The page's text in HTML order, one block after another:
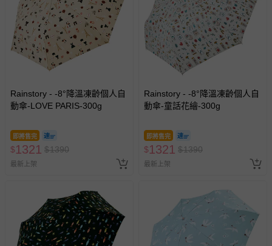
Rainstory - -8°降溫凍齡個人自
動傘-LOVE PARIS-300g
即將售完
$1321 $1390
最新上架
Rainstory - -8°降溫凍齡個人自
動傘-童話花繪-300g
即將售完
$1321 $1390
最新上架